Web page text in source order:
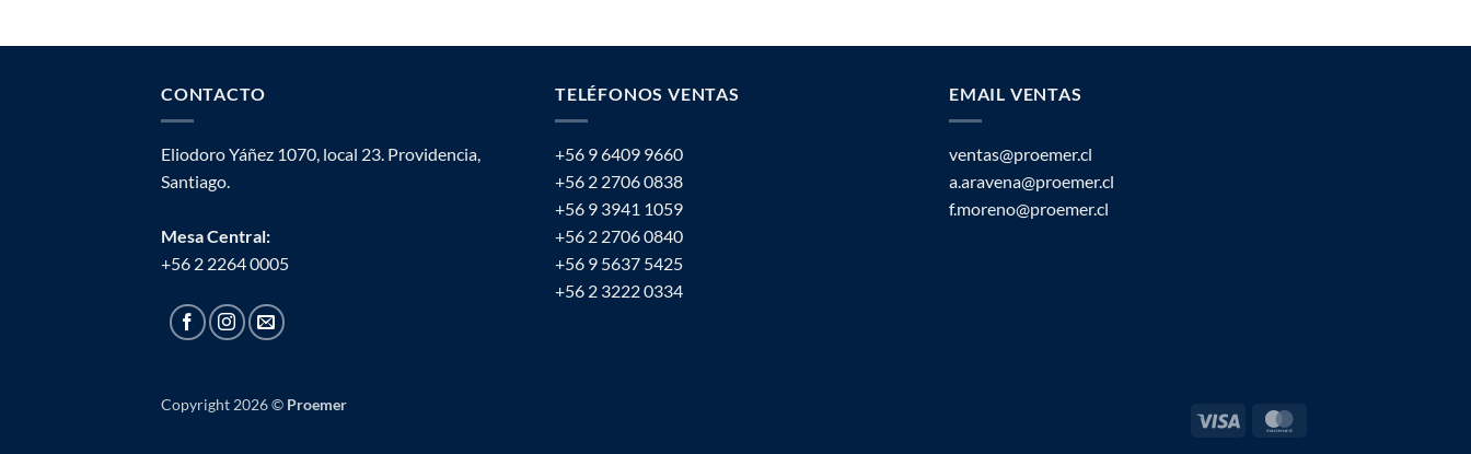
CONTACTO
Eliodoro Yáñez 1070, local 23. Providencia,
Santiago.
Mesa Central:
+56 2 2264 0005
TELÉFONOS VENTAS
+56 9 6409 9660
+56 2 2706 0838
+56 9 3941 1059
+56 2 2706 0840
+56 9 5637 5425
+56 2 3222 0334
EMAIL VENTAS
ventas@proemer.cl
a.aravena@proemer.cl
f.moreno@proemer.cl
Visa
Copyright 2026 © Proemer